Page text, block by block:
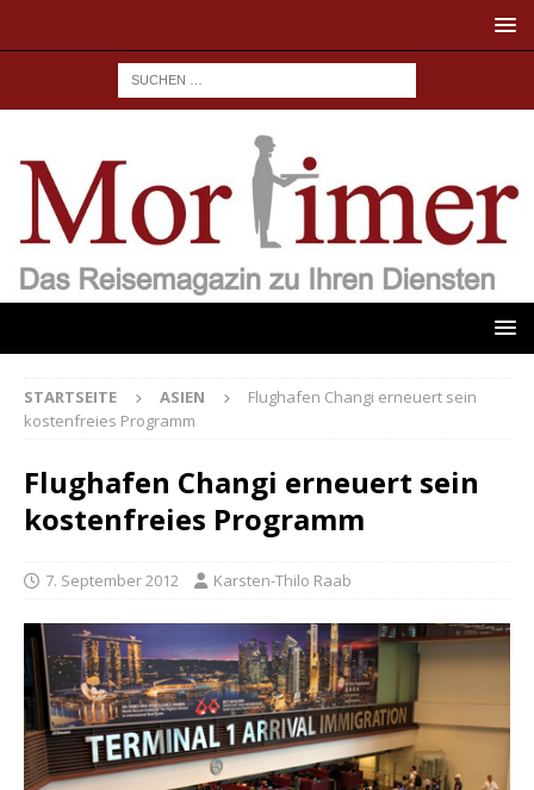
STARTSEITE ASIEN
Flughafen Changi erneuert sein
kostenfreies Programm
Flughafen Changi erneuert sein
kostenfreies Programm
7. September 2012 Karsten-Thilo Raab